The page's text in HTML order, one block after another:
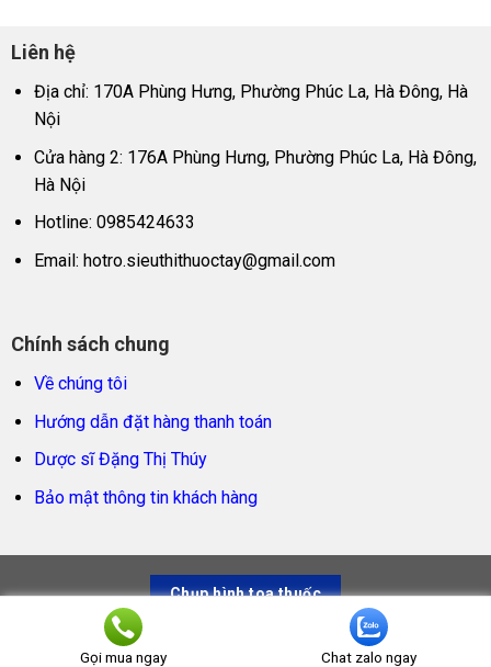
Liên hệ
Địa chỉ: 170A Phùng Hưng, Phường Phúc La, Hà Đông, Hà
Nội
Cửa hàng 2: 176A Phùng Hưng, Phường Phúc La, Hà Đông,
Hà Nội
Hotline: 0985424633
Email: hotro.sieuthithuoctay@gmail.com
Chính sách chung
Về chúng tôi
Hướng dẫn đặt hàng thanh toán
Dược sĩ Đặng Thị Thúy
Bảo mật thông tin khách hàng
Chụp hình toa thuốc
Siêu thị thuốc tây – Trao sản phẩm thật, trọn niềm tin
Gọi mua ngay Chat zalo ngay